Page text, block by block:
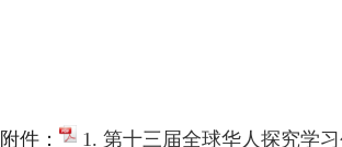
附件： 1. 第十三届全球华人探究学